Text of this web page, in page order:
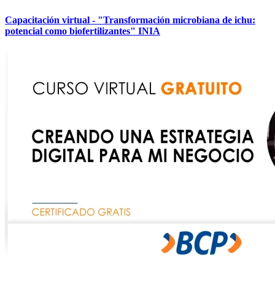
Capacitación virtual - "Transformación microbiana de ichu:
potencial como biofertilizantes" INIA